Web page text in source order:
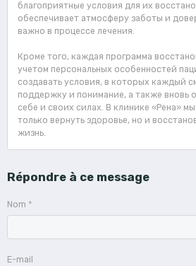
благоприятные условия для их
обеспечивает атмосферу заботы и
важно в процессе лечения.
Кроме того, каждая программа
учетом персональных особенностей
создавать условия, в которых каждый
поддержку и понимание, а также вновь
себе и своих силах. В клинике «Рена»
только вернуть здоровье, но и
жизнь.
Répondre à ce message
Nom
E-mail